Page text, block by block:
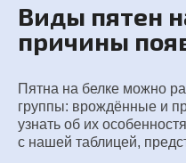
Виды пятен
причины
Пятна на белке можно
группы: врождённые и
узнать об их
с нашей таблицей,